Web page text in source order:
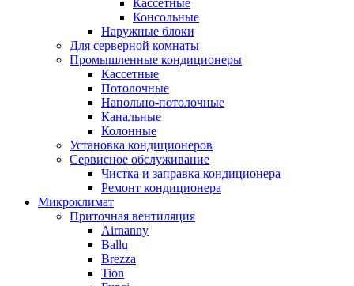
Кассетные
Консольные
Наружные блоки
Для серверной комнаты
Промышленные кондиционеры
Кассетные
Потолочные
Напольно-потолочные
Канальные
Колонные
Установка кондиционеров
Сервисное обслуживание
Чистка и заправка кондиционера
Ремонт кондиционера
Микроклимат
Приточная вентиляция
Airnanny
Ballu
Brezza
Tion